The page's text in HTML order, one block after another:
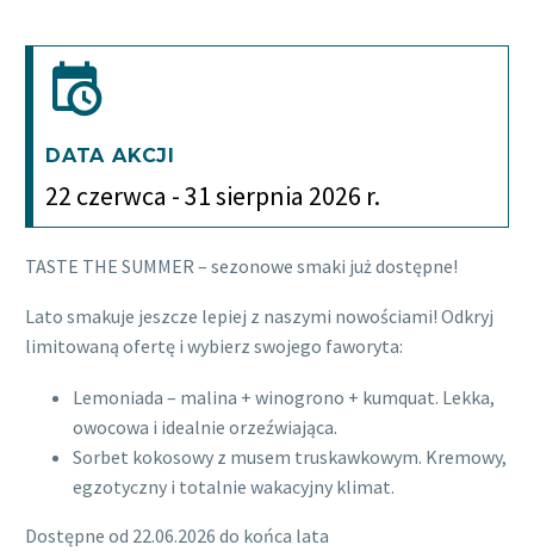
DATA AKCJI
22 czerwca - 31 sierpnia 2026 r.
TASTE THE SUMMER – sezonowe smaki już dostępne!
Lato smakuje jeszcze lepiej z naszymi nowościami! Odkryj
limitowaną ofertę i wybierz swojego faworyta:
Lemoniada – malina + winogrono + kumquat. Lekka,
owocowa i idealnie orzeźwiająca.
Sorbet kokosowy z musem truskawkowym. Kremowy,
egzotyczny i totalnie wakacyjny klimat.
Dostępne od 22.06.2026 do końca lata